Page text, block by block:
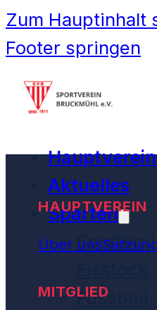
Zum Hauptinhalt
Footer springen
Hauptverein
Aktuelles
Sparten
Fussball
HAUPTVEREIN
Über uns
MITGLIED